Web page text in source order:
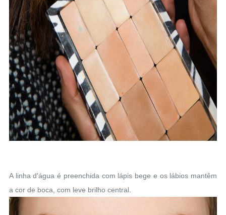
A linha d'água é preenchida com lápis bege e os lábios mantêm
a cor de boca, com leve brilho central.